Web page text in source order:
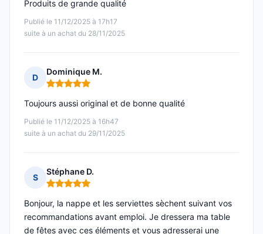
Publié le 11/12/2025 à 17h17
suite à un achat du 28/11/2025
Produits de grande qualité
D
Dominique M.
Note : 5 sur 5
Publié le 11/12/2025 à 16h47
suite à un achat du 29/11/2025
Toujours aussi original et de bonne qualité
S
Stéphane D.
Note : 5 sur 5
Bonjour, la nappe et les serviettes sèchent suivant vos
recommandations avant emploi. Je dressera ma table
de fêtes avec ces éléments et vous adresserai une